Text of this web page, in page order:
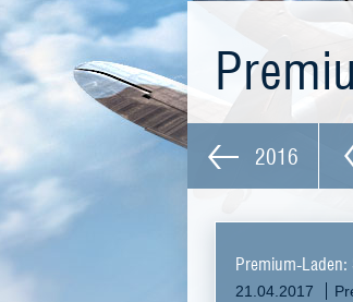
2016
Premium-
21.04.2017